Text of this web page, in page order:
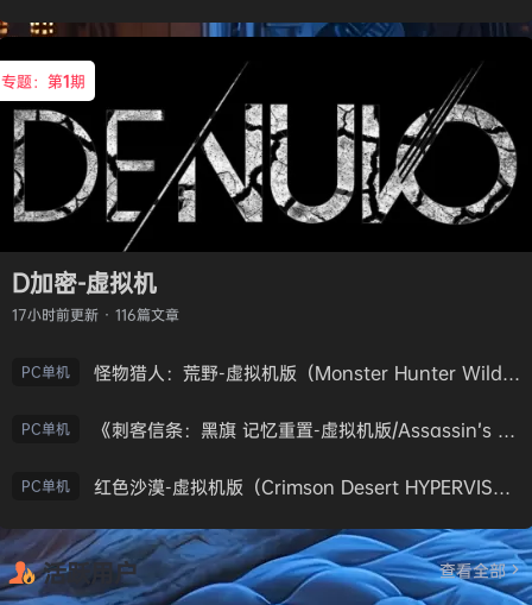
专题：第1期
D加密-虚拟机
17小时前更新 · 116篇文章
PC单机 怪物猎人：荒野-虚拟机版（Monster Hunter Wilds HYPERVISOR）免安装中文版
PC单机 《刺客信条：黑旗 记忆重置-虚拟机版/Assassin’s Creed Black Flag Resynced HYPERVISOR》免安装中文版
PC单机 红色沙漠-虚拟机版（Crimson Desert HYPERVISOR）免安装中文版
活跃用户 查看全部